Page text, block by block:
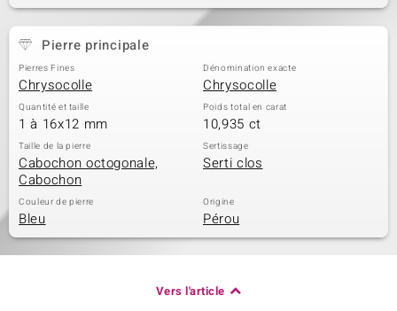
Pierre principale
Pierres Fines
Chrysocolle
Dénomination exacte
Chrysocolle
Quantité et taille
1 à 16x12 mm
Poids total en carat
10,935 ct
Taille de la pierre
Cabochon octogonale,
Cabochon
Sertissage
Serti clos
Couleur de pierre
Bleu
Origine
Pérou
Vers l'article